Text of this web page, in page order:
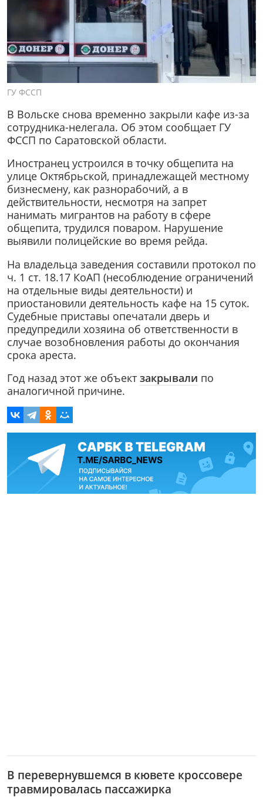
ГУ ФССП
В Вольске снова временно закрыли кафе из-за
сотрудника-нелегала. Об этом сообщает ГУ
ФССП по Саратовской области.
Иностранец устроился в точку общепита на
улице Октябрьской, принадлежащей местному
бизнесмену, как разнорабочий, а в
действительности, несмотря на запрет
нанимать мигрантов на работу в сфере
общепита, трудился поваром. Нарушение
выявили полицейские во время рейда.
На владельца заведения составили протокол по
ч. 1 ст. 18.17 КоАП (несоблюдение ограничений
на отдельные виды деятельности) и
приостановили деятельность кафе на 15 суток.
Судебные приставы опечатали дверь и
предупредили хозяина об ответственности в
случае возобновления работы до окончания
срока ареста.
Год назад этот же объект закрывали по
аналогичной причине.
В перевернувшемся в кювете кроссовере
травмировалась пассажирка